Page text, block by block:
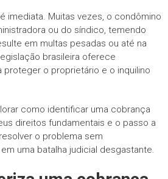
imediata. Muitas vezes, o condômino
ou do síndico, temendo
em multas pesadas ou até na
brasileira oferece
proteger o proprietário e o inquilino
como identificar uma cobrança
direitos fundamentais e o passo a
o problema sem
uma batalha judicial desgastante.